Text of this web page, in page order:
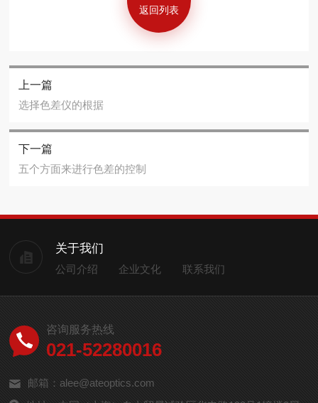
返回列表
上一篇
选择色差仪的根据
下一篇
五个方面来进行色差的控制
关于我们
公司介绍 企业文化 联系我们
咨询服务热线
021-52280016
邮箱：alee@ateoptics.com